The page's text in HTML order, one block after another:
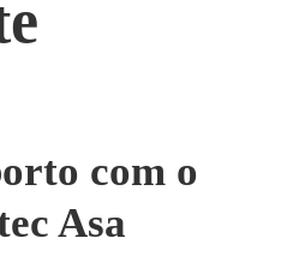
com o
Asa